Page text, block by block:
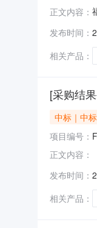
正文内容：
发布时间：
相关产品：
[采购结
中标｜中
项目编号：
正文内容：
发布时间：
相关产品：